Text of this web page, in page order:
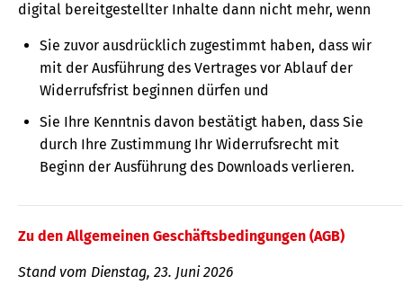
digital bereitgestellter Inhalte dann nicht mehr, wenn
Sie zuvor ausdrücklich zugestimmt haben, dass wir
mit der Ausführung des Vertrages vor Ablauf der
Widerrufsfrist beginnen dürfen und
Sie Ihre Kenntnis davon bestätigt haben, dass Sie
durch Ihre Zustimmung Ihr Widerrufsrecht mit
Beginn der Ausführung des Downloads verlieren.
Zu den Allgemeinen Geschäftsbedingungen (AGB)
Stand vom Dienstag, 23. Juni 2026